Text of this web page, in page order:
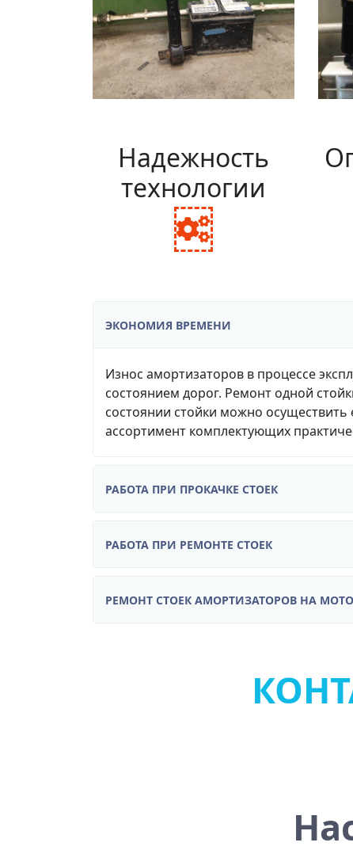
Надежность
технологии
fa
ЭКОНОМИЯ ВРЕМЕНИ
Износ амортизаторов в процессе
состоянием дорог. Ремонт одной
состоянии стойки можно
ассортимент комплектующих
РАБОТА ПРИ ПРОКАЧКЕ СТОЕК
РАБОТА ПРИ РЕМОНТЕ СТОЕК
РЕМОНТ СТОЕК АМОРТИЗАТОРОВ НА